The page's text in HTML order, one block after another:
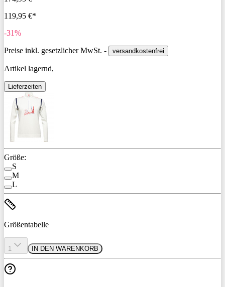
119,95 €*
-31%
Preise inkl. gesetzlicher MwSt. - versandkostenfrei
Artikel lagernd,
Lieferzeiten
Größe:
S
M
L
Größentabelle
1 IN DEN WARENKORB